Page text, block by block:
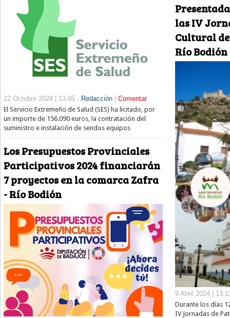
22 Octubre 2024 | 13:05 - Redacción| Comentar
El Servicio Extremeño de Salud (SES) ha licitado, por
un importe de 156.090 euros, la contratación del
suministro e instalación de sendos equipos
Los Presupuestos Provinciales
Participativos 2024 financiarán
7 proyectos en la comarca Zafra
- Río Bodión
las IV
Cultural
Río Bodión
9 Abril 2024 |
Durante los días
IV Jornadas de